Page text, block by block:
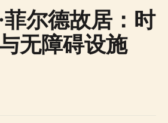
菲尔德故居：时
无障碍设施